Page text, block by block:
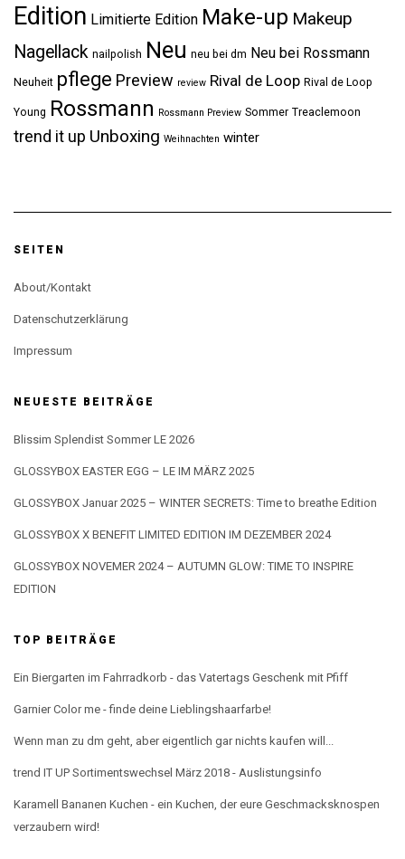
Edition Limitierte Edition Make-up Makeup
Nagellack nailpolish Neu neu bei dm Neu bei Rossmann
Neuheit pflege Preview review Rival de Loop Rival de Loop
Young Rossmann Rossmann Preview Sommer Treaclemoon
trend it up Unboxing Weihnachten winter
SEITEN
About/Kontakt
Datenschutzerklärung
Impressum
NEUESTE BEITRÄGE
Blissim Splendist Sommer LE 2026
GLOSSYBOX EASTER EGG – LE IM MÄRZ 2025
GLOSSYBOX Januar 2025 – WINTER SECRETS: Time to breathe Edition
GLOSSYBOX X BENEFIT LIMITED EDITION IM DEZEMBER 2024
GLOSSYBOX NOVEMER 2024 – AUTUMN GLOW: TIME TO INSPIRE
EDITION
TOP BEITRÄGE
Ein Biergarten im Fahrradkorb - das Vatertags Geschenk mit Pfiff
Garnier Color me - finde deine Lieblingshaarfarbe!
Wenn man zu dm geht, aber eigentlich gar nichts kaufen will...
trend IT UP Sortimentswechsel März 2018 - Auslistungsinfo
Karamell Bananen Kuchen - ein Kuchen, der eure Geschmacksknospen
verzaubern wird!